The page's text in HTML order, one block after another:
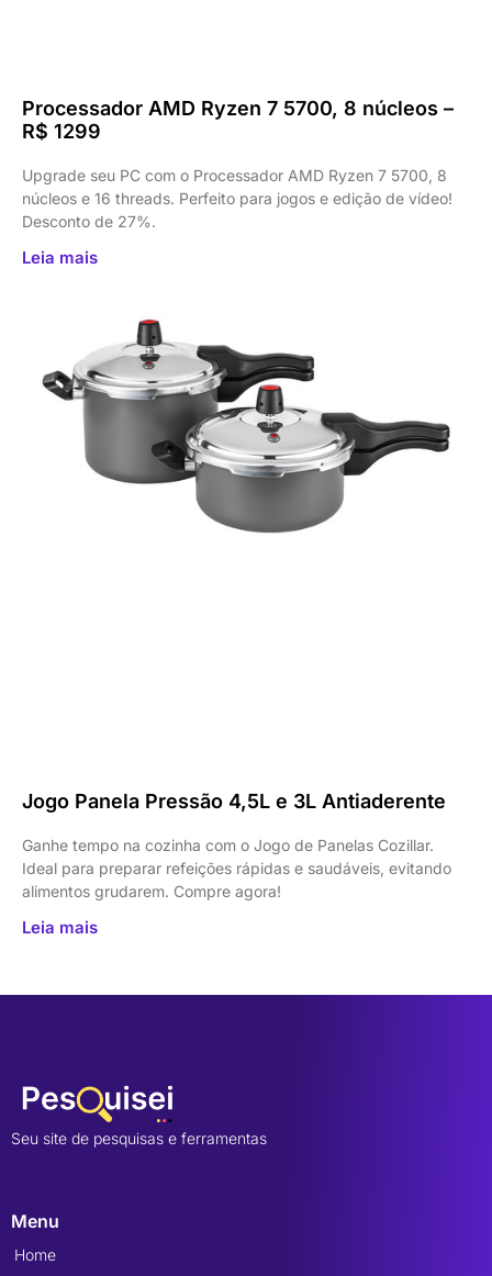
Processador AMD Ryzen 7 5700, 8 núcleos –
R$ 1299
Upgrade seu PC com o Processador AMD Ryzen 7 5700, 8
núcleos e 16 threads. Perfeito para jogos e edição de vídeo!
Desconto de 27%.
Leia mais
Jogo Panela Pressão 4,5L e 3L Antiaderente
Ganhe tempo na cozinha com o Jogo de Panelas Cozillar.
Ideal para preparar refeições rápidas e saudáveis, evitando
alimentos grudarem. Compre agora!
Leia mais
Seu site de pesquisas e ferramentas
Menu
Home